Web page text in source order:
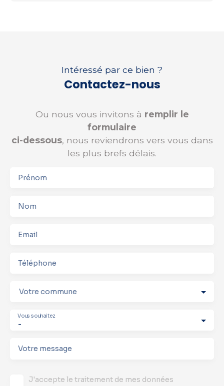
Intéressé par ce bien ?
Contactez-nous
Ou nous vous invitons à remplir le
formulaire
ci-dessous, nous reviendrons vers vous dans
les plus brefs délais.
Prénom
Nom
Email
Téléphone
Votre commune
-
Vous souhaitez
Votre message
J'accepte le traitement de mes données